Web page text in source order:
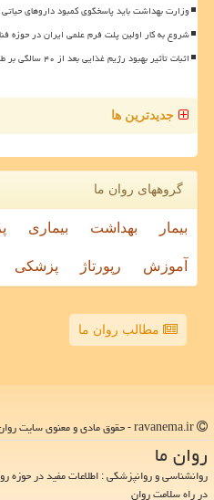
وزارت بهداشت باید پاسخگوی کمبود داروهای
شروع به کار اولین پلت فرم علمی ایران در حوزه
اثبات تأثیر بهبود رژیم غذایی بعد از ۴۰ سالگی بر طول عمر
جدیدترین ها
گروههای روان ما
بیمار بهداشت بیماری
آموزش رپورتاژ پزشکی
مطالب روان ما
روان ما
روانشناسی و روانپزشکی : اطلاعات مفید در حوزه
در راه سلامت روان